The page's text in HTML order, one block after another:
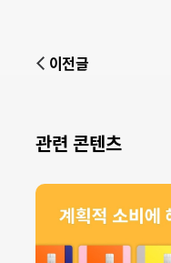
이전글
관련 콘텐츠